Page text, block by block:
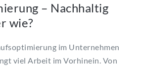
– Nachhaltig
wie?
im Unternehmen
viel Arbeit im Vorhinein. Von